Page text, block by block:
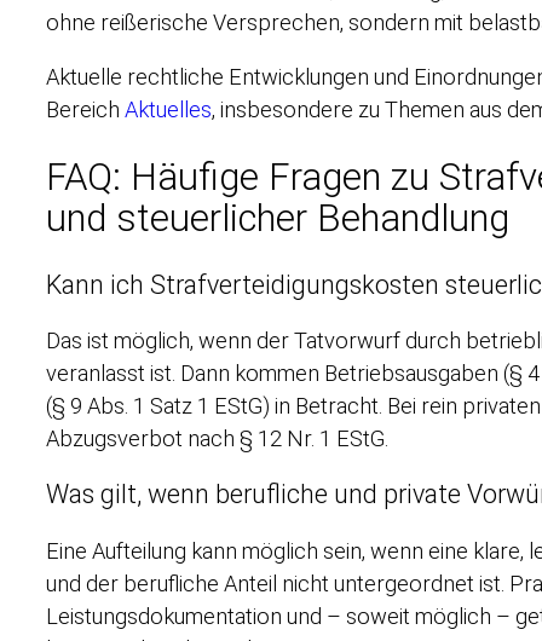
ohne reißerische Versprechen, sondern mit
Aktuelle rechtliche Entwicklungen und
Bereich Aktuelles, insbesondere zu Themen aus
FAQ: Häufige Fragen zu
und steuerlicher Behandlung
Kann ich Strafverteidigungskosten
Das ist möglich, wenn der Tatvorwurf durch
veranlasst ist. Dann kommen Betriebsausgaben (§
(§ 9 Abs. 1 Satz 1 EStG) in Betracht. Bei rein
Abzugsverbot nach § 12 Nr. 1 EStG.
Was gilt, wenn berufliche und private
Eine Aufteilung kann möglich sein, wenn eine
und der berufliche Anteil nicht untergeordnet ist.
Leistungsdokumentation und – soweit möglich –